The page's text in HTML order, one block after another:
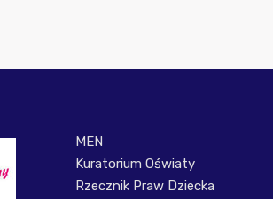
MEN
Kuratorium Oświaty
Rzecznik Praw Dziecka